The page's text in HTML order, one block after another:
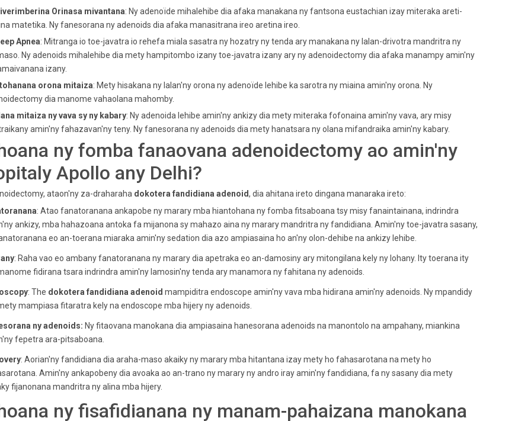
Orinasa mivantana: Ny adenoïde mihalehibe dia afaka manakana ny fantsona eustachian izay miteraka areti-
matetika. Ny fanesorana ny adenoids dia afaka manasitrana ireo aretina ireo.
Apnea: Mitranga io toe-javatra io rehefa miala sasatra ny hozatry ny tenda ary manakana ny lalan-drivotra mandritra ny
Ny adenoids mihalehibe dia mety hampitombo izany toe-javatra izany ary ny adenoidectomy dia afaka manampy amin'ny
izany.
orona mitaiza: Mety hisakana ny lalan'ny orona ny adenoïde lehibe ka sarotra ny miaina amin'ny orona. Ny
dia manome vahaolana mahomby.
mitaiza ny vava sy ny kabary: Ny adenoida lehibe amin'ny ankizy dia mety miteraka fofonaina amin'ny vava, ary misy
amin'ny fahazavan'ny teny. Ny fanesorana ny adenoids dia mety hanatsara ny olana mifandraika amin'ny kabary.
ny fomba fanaovana adenoidectomy ao amin'ny
Apollo any Delhi?
ataon'ny za-draharaha dokotera fandidiana adenoid, dia ahitana ireto dingana manaraka ireto:
: Atao fanatoranana ankapobe ny marary mba hiantohana ny fomba fitsaboana tsy misy fanaintainana, indrindra
ankizy, mba hahazoana antoka fa mijanona sy mahazo aina ny marary mandritra ny fandidiana. Amin'ny toe-javatra sasany,
eo an-toerana miaraka amin'ny sedation dia azo ampiasaina ho an'ny olon-dehibe na ankizy lehibe.
: Raha vao eo ambany fanatoranana ny marary dia apetraka eo an-damosiny ary mitongilana kely ny lohany. Ity toerana ity
fidirana tsara indrindra amin'ny lamosin'ny tenda ary manamora ny fahitana ny adenoids.
: The dokotera fandidiana adenoid mampiditra endoscope amin'ny vava mba hidirana amin'ny adenoids. Ny mpandidy
mampiasa fitaratra kely na endoscope mba hijery ny adenoids.
ny adenoids: Ny fitaovana manokana dia ampiasaina hanesorana adenoids na manontolo na ampahany, miankina
fepetra ara-pitsaboana.
: Aorian'ny fandidiana dia araha-maso akaiky ny marary mba hitantana izay mety ho fahasarotana na mety ho
Amin'ny ankapobeny dia avoaka ao an-trano ny marary ny andro iray amin'ny fandidiana, fa ny sasany dia mety
fijanonana mandritra ny alina mba hijery.
ny fisafidianana ny manam-pahaizana manokana